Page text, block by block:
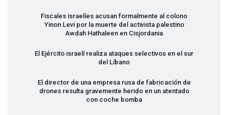
Fiscales israelíes acusan formalmente al colono
Yinon Levi por la muerte del activista palestino
Awdah Hathaleen en Cisjordania
El Ejército israelí realiza ataques selectivos en el sur
del Líbano
El director de una empresa rusa de fabricación de
drones resulta gravemente herido en un atentado
con coche bomba